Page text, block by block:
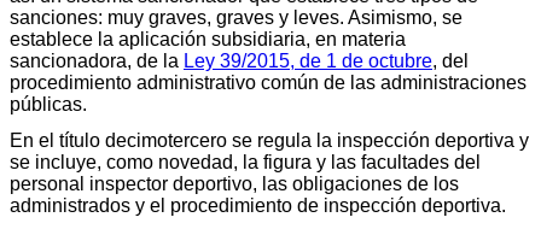
sanciones: muy graves, graves y leves. Asimismo, se
establece la aplicación subsidiaria, en materia
sancionadora, de la Ley 39/2015, de 1 de octubre, del
procedimiento administrativo común de las administraciones
públicas.
En el título decimotercero se regula la inspección deportiva y
se incluye, como novedad, la figura y las facultades del
personal inspector deportivo, las obligaciones de los
administrados y el procedimiento de inspección deportiva.